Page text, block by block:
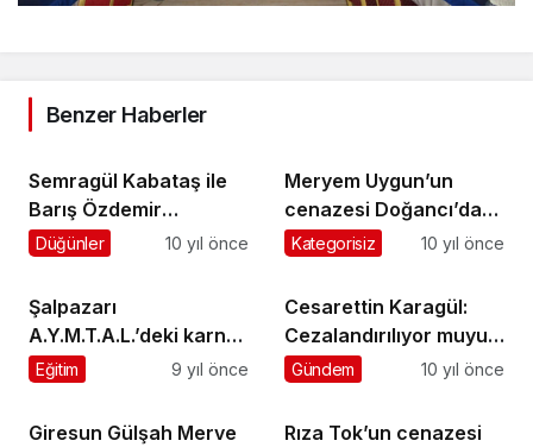
Benzer Haberler
Semragül Kabataş ile
Barış Özdemir
nişanlandı
Düğünler 10 yıl önce
Meryem Uygun’un
cenazesi Doğancı’da
gözyaşlarıyla toprağa
Kategorisiz 10 yıl önce
Şalpazarı
A.Y.M.T.A.L.’deki karne
töreninde mezun
gözyaşlarına boğuldu
Eğitim 9 yıl önce
Cesarettin Karagül:
Cezalandırılıyor muyuz
?Gündem 10 yıl önce
Giresun Gülşah Merve
Rıza Tok’un cenazesi